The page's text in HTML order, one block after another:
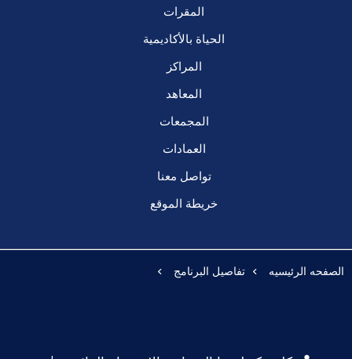
المقرات
الحياة بالأكاديمية
المراكز
المعاهد
المجمعات
العمادات
تواصل معنا
خريطة الموقع
الصفحه الرئيسيه تفاصيل البرنامج